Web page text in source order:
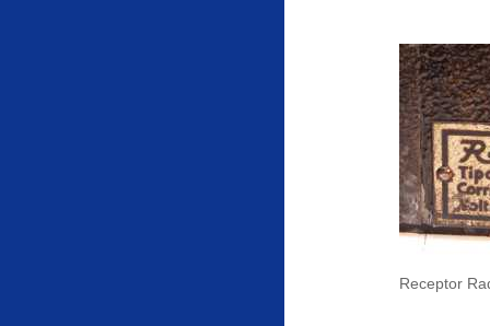
Receptor